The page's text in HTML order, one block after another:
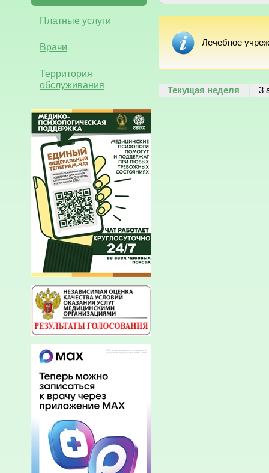
Платные услуги
Врачи
Территория
обслуживания
Лечебное
Текущая неделя 3